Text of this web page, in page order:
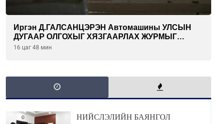
Иргэн Д.ГАЛСАНЦЭРЭН Автомашины УЛСЫН
ДУГААР ОЛГОХЫГ ХЯЗГААРЛАХ ЖУРМЫГ
ЦУЦЛУУЛАХ санал гаргажээ
16 цаг 48 мин
НИЙСЛЭЛИЙН БАЯНГОЛ